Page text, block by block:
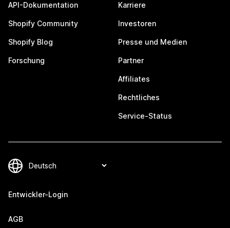
API-Dokumentation
Shopify Community
Shopify Blog
Forschung
Karriere
Investoren
Presse und Medien
Partner
Affiliates
Rechtliches
Service-Status
Entwickler-Login
AGB